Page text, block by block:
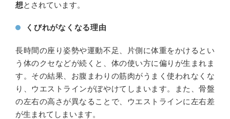
想とされています。
くびれがなくなる理由
長時間の座り姿勢や運動不足、片側に体重をかけるとい
う体のクセなどが続くと、体の使い方に偏りが生まれま
す。その結果、お腹まわりの筋肉がうまく使われなくな
り、ウエストラインがぼやけてしまいます。また、骨盤
の左右の高さが異なることで、ウエストラインに左右差
が生まれてしまいます。